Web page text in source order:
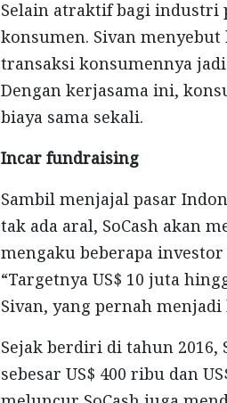
Selain atraktif bagi industri
konsumen. Sivan
transaksi konsumennya
Dengan kerjasama ini,
biaya sama sekali.
Incar fundraising
Sambil menjajal pasar
tak ada aral, SoCash akan
mengaku beberapa
“Targetnya US$ 10 juta
Sivan, yang pernah
Sejak berdiri di tahun 2016,
sebesar US$ 400 ribu dan